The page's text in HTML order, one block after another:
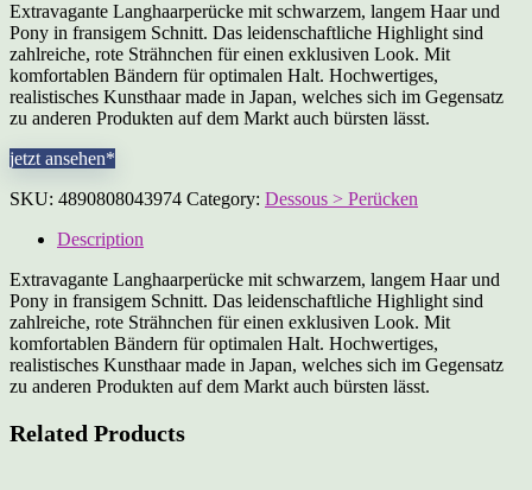
Extravagante Langhaarperücke mit schwarzem, langem Haar und
Pony in fransigem Schnitt. Das leidenschaftliche Highlight sind
zahlreiche, rote Strähnchen für einen exklusiven Look. Mit
komfortablen Bändern für optimalen Halt. Hochwertiges,
realistisches Kunsthaar made in Japan, welches sich im Gegensatz
zu anderen Produkten auf dem Markt auch bürsten lässt.
jetzt ansehen*
SKU: 4890808043974 Category: Dessous > Perücken
Description
Extravagante Langhaarperücke mit schwarzem, langem Haar und
Pony in fransigem Schnitt. Das leidenschaftliche Highlight sind
zahlreiche, rote Strähnchen für einen exklusiven Look. Mit
komfortablen Bändern für optimalen Halt. Hochwertiges,
realistisches Kunsthaar made in Japan, welches sich im Gegensatz
zu anderen Produkten auf dem Markt auch bürsten lässt.
Related Products